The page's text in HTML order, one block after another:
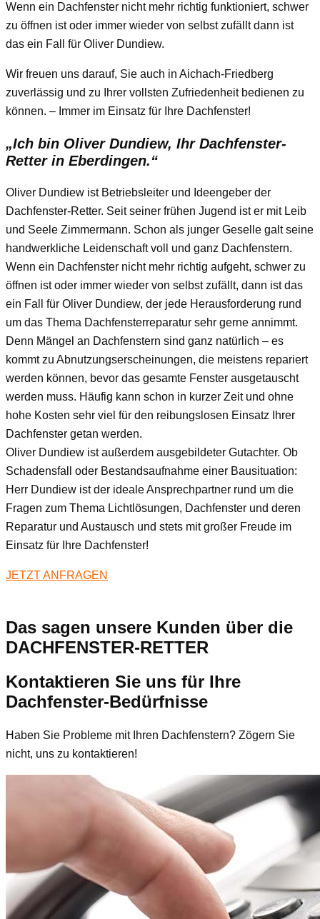
Wenn ein Dachfenster nicht mehr richtig funktioniert, schwer
zu öffnen ist oder immer wieder von selbst zufällt dann ist
das ein Fall für Oliver Dundiew.
Wir freuen uns darauf, Sie auch in Aichach-Friedberg
zuverlässig und zu Ihrer vollsten Zufriedenheit bedienen zu
können. – Immer im Einsatz für Ihre Dachfenster!
„Ich bin Oliver Dundiew, Ihr Dachfenster-
Retter in Eberdingen.“
Oliver Dundiew ist Betriebsleiter und Ideengeber der
Dachfenster-Retter. Seit seiner frühen Jugend ist er mit Leib
und Seele Zimmermann. Schon als junger Geselle galt seine
handwerkliche Leidenschaft voll und ganz Dachfenstern.
Wenn ein Dachfenster nicht mehr richtig aufgeht, schwer zu
öffnen ist oder immer wieder von selbst zufällt, dann ist das
ein Fall für Oliver Dundiew, der jede Herausforderung rund
um das Thema Dachfensterreparatur sehr gerne annimmt.
Denn Mängel an Dachfenstern sind ganz natürlich – es
kommt zu Abnutzungserscheinungen, die meistens repariert
werden können, bevor das gesamte Fenster ausgetauscht
werden muss. Häufig kann schon in kurzer Zeit und ohne
hohe Kosten sehr viel für den reibungslosen Einsatz Ihrer
Dachfenster getan werden.
Oliver Dundiew ist außerdem ausgebildeter Gutachter. Ob
Schadensfall oder Bestandsaufnahme einer Bausituation:
Herr Dundiew ist der ideale Ansprechpartner rund um die
Fragen zum Thema Lichtlösungen, Dachfenster und deren
Reparatur und Austausch und stets mit großer Freude im
Einsatz für Ihre Dachfenster!
JETZT ANFRAGEN
Das sagen unsere Kunden über die
DACHFENSTER-RETTER
Kontaktieren Sie uns für Ihre
Dachfenster-Bedürfnisse
Haben Sie Probleme mit Ihren Dachfenstern? Zögern Sie
nicht, uns zu kontaktieren!